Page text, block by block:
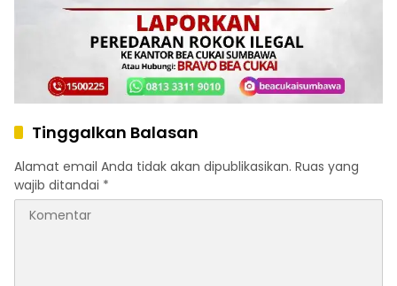
Tinggalkan Balasan
Alamat email Anda tidak akan dipublikasikan. Ruas yang
wajib ditandai *